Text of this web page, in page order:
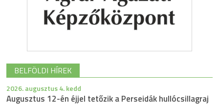
BELFÖLDI HÍREK
2026. augusztus 4. kedd
Augusztus 12-én éjjel tetőzik a Perseidák hullócsillagraj